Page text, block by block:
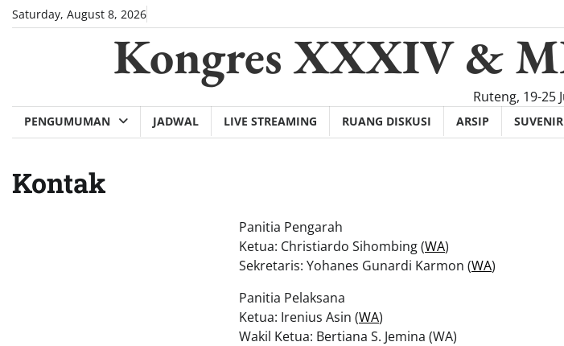
SkipSaturday, August 8, 2026
Kongres XXXIV &
Ruteng, 19-25
PENGUMUMAN JADWAL LIVE STREAMING RUANG DISKUSI ARSIP SUVENIR
Kontak
Panitia Pengarah
Ketua: Christiardo Sihombing (WA)
Sekretaris: Yohanes Gunardi Karmon (WA)
Panitia Pelaksana
Ketua: Irenius Asin (WA)
Wakil Ketua: Bertiana S. Jemina (WA)